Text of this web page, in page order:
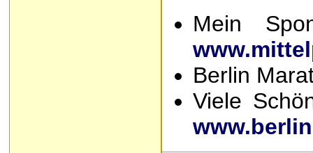
Mein
Berlin
Viele